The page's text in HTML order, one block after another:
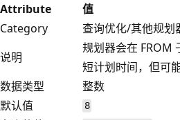
Attribute
值
Category
查询优化/其他规划
说明
规划器会在 FROM
短计划时间，但可
数据类型
整数
默认值
8